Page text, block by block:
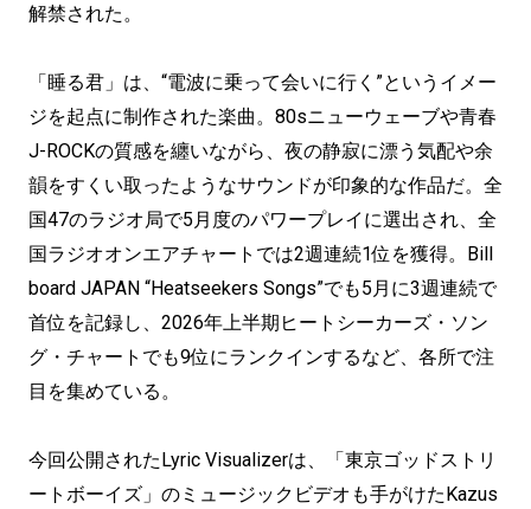
解禁された。
「睡る君」は、“電波に乗って会いに行く”というイメー
ジを起点に制作された楽曲。80sニューウェーブや青春
J-ROCKの質感を纏いながら、夜の静寂に漂う気配や余
韻をすくい取ったようなサウンドが印象的な作品だ。全
国47のラジオ局で5月度のパワープレイに選出され、全
国ラジオオンエアチャートでは2週連続1位を獲得。Bill
board JAPAN “Heatseekers Songs”でも5月に3週連続で
首位を記録し、2026年上半期ヒートシーカーズ・ソン
グ・チャートでも9位にランクインするなど、各所で注
目を集めている。
今回公開されたLyric Visualizerは、「東京ゴッドストリ
ートボーイズ」のミュージックビデオも手がけたKazus